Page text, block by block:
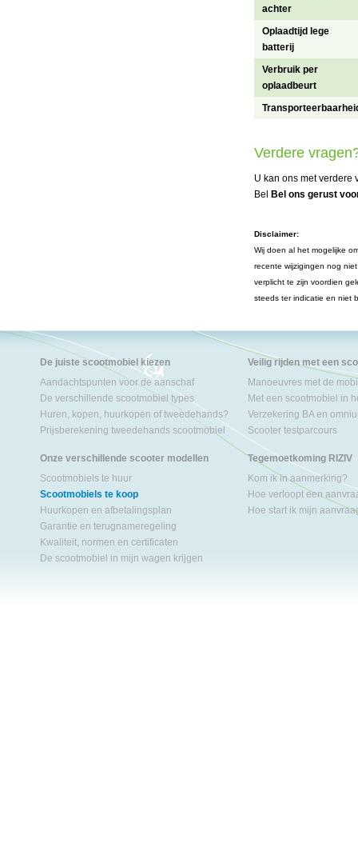
achter
Oplaadtijd lege
batterij
Verbruik per
oplaadbeurt
Verdere
U kan ons met verdere
Bel
Bel ons gerust
Disclaimer:
Wij doen al het mogelijke
recente wijzigingen nog
verplicht te zijn voordien
steeds ter indicatie en niet
De juiste scootmobiel kiezen
Aandachtspunten voor de aanschaf
De verschillende scootmobiel types
Huren, kopen, huurkopen of tweedehands?
Prijsberekening tweedehands scootmobiel
Onze verschillende scooter modellen
Scootmobiels te huur
Scootmobiels te koop
Huurkopen en afbetalingsplan
Garantie en terugnameregeling
Kwaliteit, normen en certificaten
De scootmobiel in mijn wagen krijgen
Veilig rijden met een
Manoeuvres met de
Met een scootmobiel in
Verzekering BA en
Scooter testparcours
Tegemoetkoming RIZIV
Kom ik in aanmerking?
Hoe verloopt een
Hoe start ik mijn